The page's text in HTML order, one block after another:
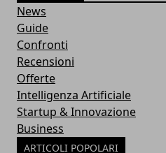
News
Guide
Confronti
Recensioni
Offerte
Intelligenza Artificiale
Startup & Innovazione
Business
ARTICOLI POPOLARI